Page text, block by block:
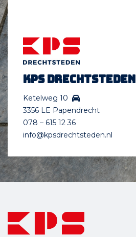
KPS Drechtsteden
Ketelweg 10
3356 LE Papendrecht
078 – 615 12 36
info@kpsdrechtsteden.nl